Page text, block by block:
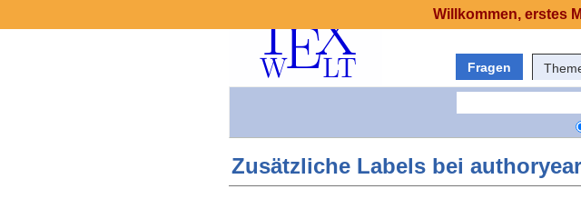
Fragen
Zusätzliche Labels bei
Willkommen, erstes